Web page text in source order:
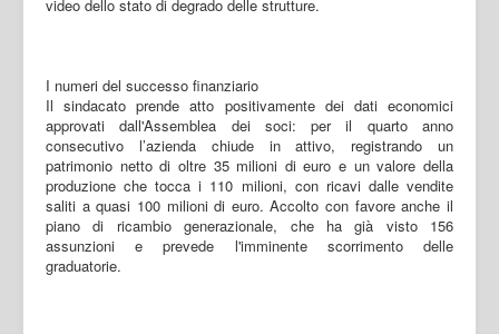
video dello stato di degrado delle strutture.
I numeri del successo finanziario
Il sindacato prende atto positivamente dei dati economici
approvati dall'Assemblea dei soci: per il quarto anno
consecutivo l’azienda chiude in attivo, registrando un
patrimonio netto di oltre 35 milioni di euro e un valore della
produzione che tocca i 110 milioni, con ricavi dalle vendite
saliti a quasi 100 milioni di euro. Accolto con favore anche il
piano di ricambio generazionale, che ha già visto 156
assunzioni e prevede l'imminente scorrimento delle
graduatorie.